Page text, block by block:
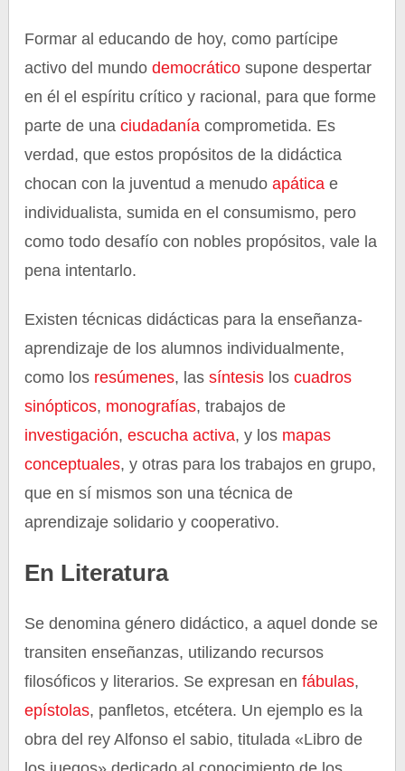
Formar al educando de hoy, como partícipe
activo del mundodemocrático supone despertar
en él el espíritu crítico y racional, para que forme
parte de una ciudadanía comprometida. Es
verdad, que estos propósitos de la didáctica
chocan con la juventud a menudo apática e
individualista, sumida en el consumismo, pero
como todo desafío con nobles propósitos, vale la
pena intentarlo.
Existen técnicas didácticas para la enseñanza-
aprendizaje de los alumnos individualmente,
como los resúmenes, lassíntesis los cuadros
sinópticos, monografías, trabajos de
investigación,escucha activa, y los mapas
conceptuales, y otras para los trabajos en grupo,
que en sí mismos son una técnica de
aprendizaje solidario y cooperativo.
En Literatura
Se denomina género didáctico, a aquel donde se
transiten enseñanzas, utilizando recursos
filosóficos y literarios. Se expresan enfábulas,
epístolas, panfletos, etcétera. Un ejemplo es la
obra del rey Alfonso el sabio, titulada «Libro de